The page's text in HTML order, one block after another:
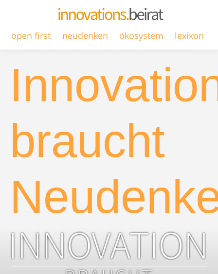
open first neudenken ökosystem lexikon
braucht